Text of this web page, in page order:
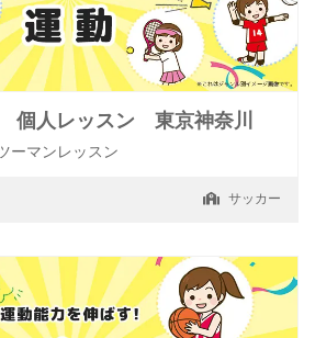
個人レッスン 東京神奈川
ーマンレッスン
サッカー